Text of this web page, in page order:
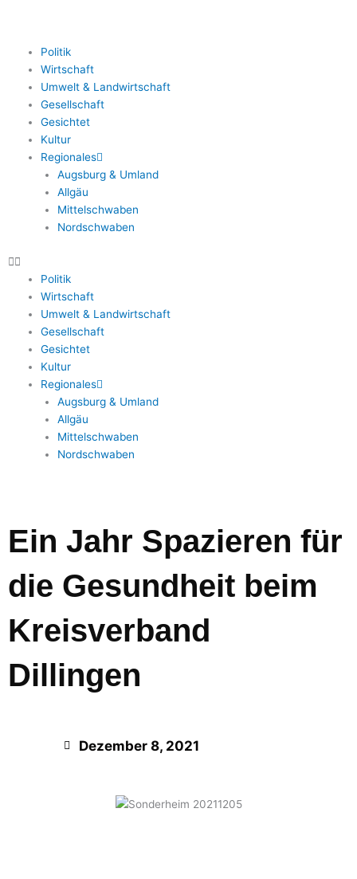
Politik
Wirtschaft
Umwelt & Landwirtschaft
Gesellschaft
Gesichtet
Kultur
Regionales
Augsburg & Umland
Allgäu
Mittelschwaben
Nordschwaben
Politik
Wirtschaft
Umwelt & Landwirtschaft
Gesellschaft
Gesichtet
Kultur
Regionales
Augsburg & Umland
Allgäu
Mittelschwaben
Nordschwaben
Ein Jahr Spazieren für
die Gesundheit beim
Kreisverband
Dillingen
Dezember 8, 2021